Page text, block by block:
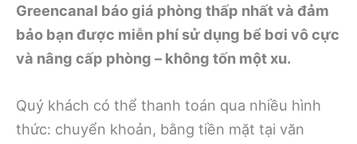
Greencanal báo giá phòng thấp nhất và đảm
bảo bạn được miễn phí sử dụng bể bơi vô cực
và nâng cấp phòng – không tốn một xu.
Quý khách có thể thanh toán qua nhiều hình
thức: chuyển khoản, bằng tiền mặt tại văn